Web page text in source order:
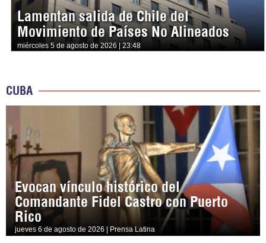
Lamentan salida de Chile del
Movimiento de Países No Alineados
miércoles 5 de agosto de 2026 | 23:48
CUBA
Evocan vínculo histórico del
Comandante Fidel Castro con Puerto
Rico
jueves 6 de agosto de 2026 | Prensa Latina